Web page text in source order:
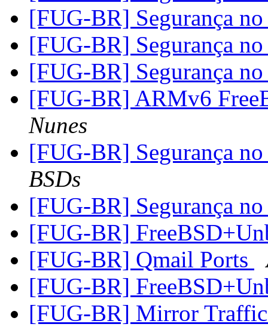
[FUG-BR] Segurança
[FUG-BR] Segurança
[FUG-BR] Segurança
[FUG-BR] ARMv6
Nunes
[FUG-BR] Segurança
BSDs
[FUG-BR] Segurança
[FUG-BR]
[FUG-BR] Qmail Ports
[FUG-BR]
[FUG-BR] Mirror